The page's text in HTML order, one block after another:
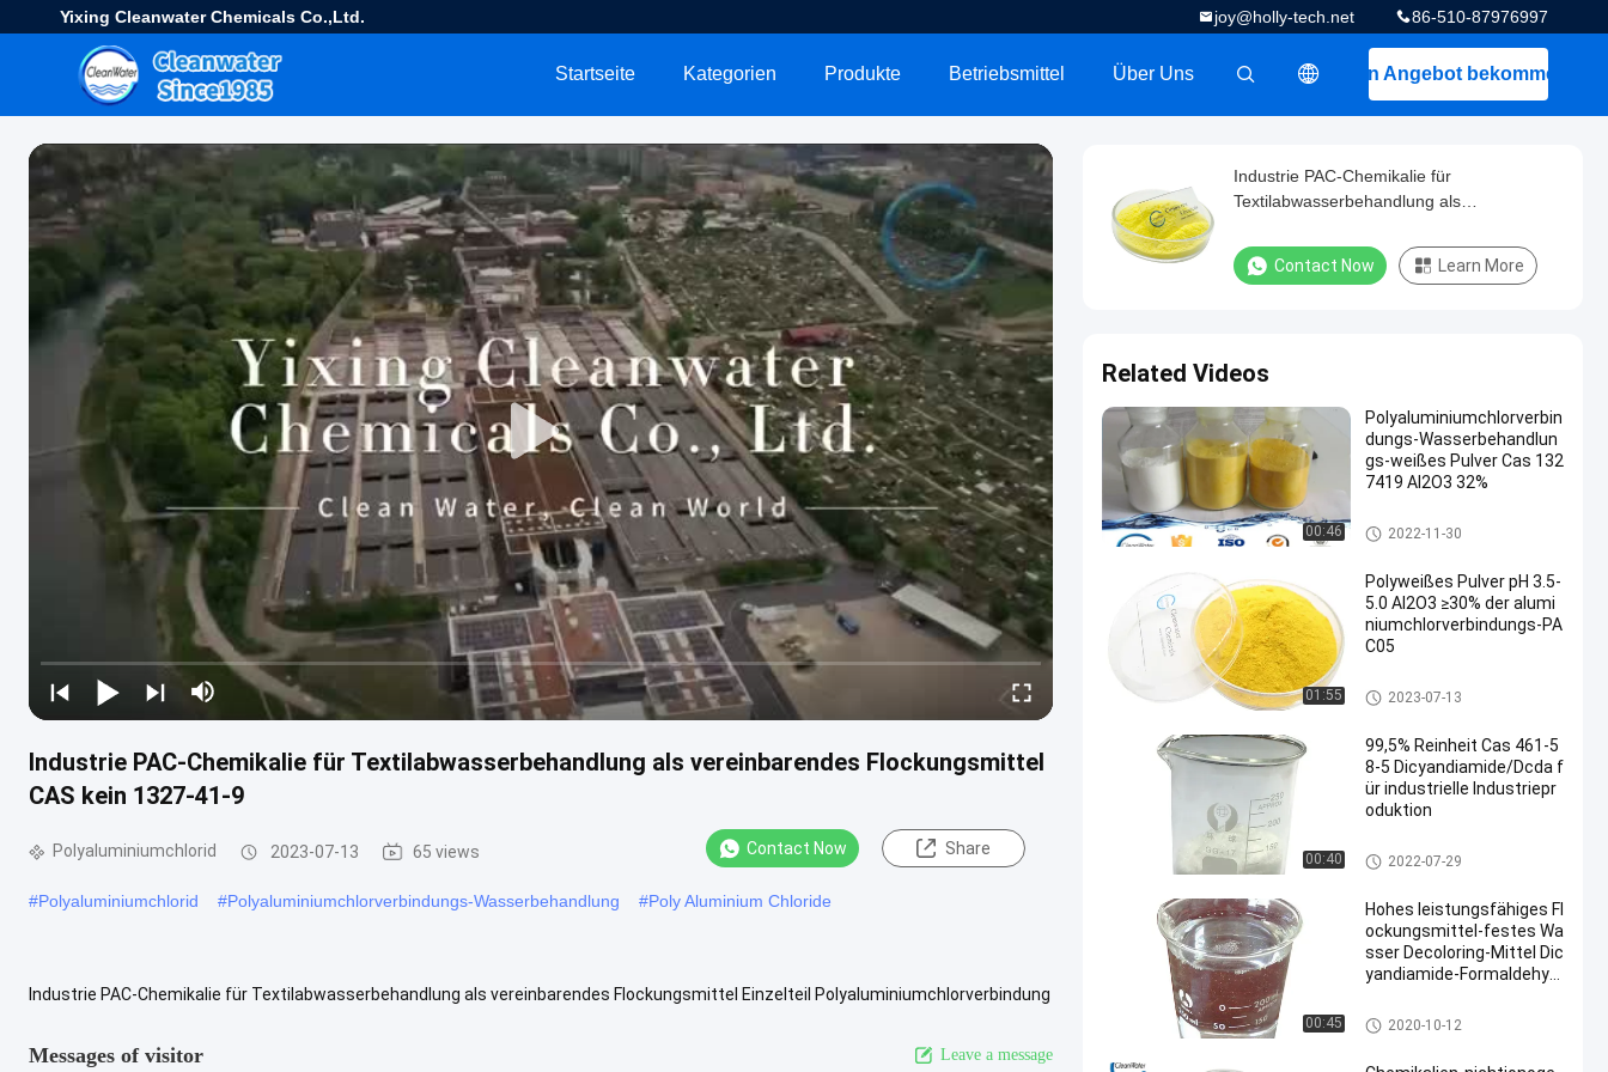
Yixing Cleanwater Chemicals Co.,Ltd. 86-510-87976997
joy@holly-tech.net
Ein Angebot bekommen
Startseite Kategorien Produkte Betriebsmittel Über Uns
Industrie PAC-Chemikalie für Textilabwasserbehandlung als vereinbarendes Flockungsmittel
CAS kein 1327-41-9
Polyaluminiumchlorid 2023-07-13 65 views Contact Now Share
#Polyaluminiumchlorid #Polyaluminiumchlorverbindungs-Wasserbehandlung #Poly Aluminium Chloride
Industrie PAC-Chemikalie für Textilabwasserbehandlung als vereinbarendes Flockungsmittel Einzelteil Polyaluminiumchlorverbindung
Messages of visitor Leave a message
Industrie PAC-Chemikalie für
Textilabwasserbehandlung als
1327-41-9
Contact Now Learn More
Related Videos
00:46
Polyaluminiumchlorverbin
dungs-Wasserbehandlun
gs-weißes Pulver Cas 132
7419 Al2O3 32%
Polyaluminiumchlorid
2022-11-30
01:55
Polyweißes Pulver pH 3.5-
5.0 Al2O3 ≥30% der alumi
niumchlorverbindungs-PA
C05
Polyaluminiumchlorid
2023-07-13
00:40
99,5% Reinheit Cas 461-5
8-5 Dicyandiamide/Dcda f
ür industrielle Industriepr
oduktion
Dicyandiamide DCDA
2022-07-29
00:45
Hohes leistungsfähiges Fl
ockungsmittel-festes Wa
sser Decoloring-Mittel Dic
yandiamide-Formaldehyd
Wasser Decoloring-Mittel
2020-10-12